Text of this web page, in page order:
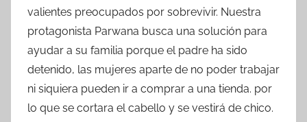
valientes preocupados por sobrevivir. Nuestra
protagonista Parwana busca una solución para
ayudar a su familia porque el padre ha sido
detenido, las mujeres aparte de no poder trabajar
ni siquiera pueden ir a comprar a una tienda. por
lo que se cortara el cabello y se vestirá de chico.